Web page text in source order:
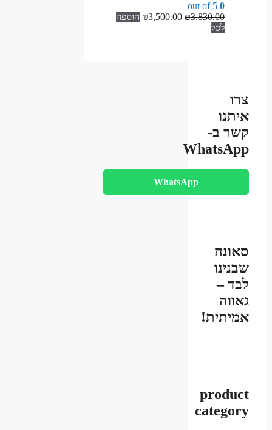
0
₪3,830.00
המחיר
₪3,500.00
המחיר
הוספה
לסל
צרו
איתנו
קשר ב-
WhatsApp
WhatsApp
סאונה
שבנינו
לבד –
גאווה
אמיתית!
product
category